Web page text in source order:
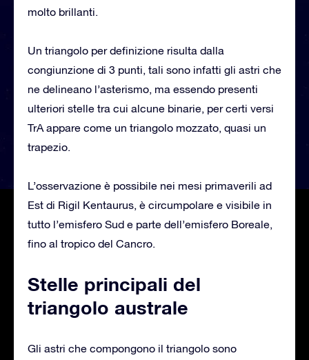
molto brillanti.
Un triangolo per definizione risulta dalla
congiunzione di 3 punti, tali sono infatti gli astri che
ne delineano l’asterismo, ma essendo presenti
ulteriori stelle tra cui alcune binarie, per certi versi
TrA appare come un triangolo mozzato, quasi un
trapezio.
L’osservazione è possibile nei mesi primaverili ad
Est di Rigil Kentaurus, è circumpolare e visibile in
tutto l’emisfero Sud e parte dell’emisfero Boreale,
fino al tropico del Cancro.
Stelle principali del
triangolo australe
Gli astri che compongono il triangolo sono